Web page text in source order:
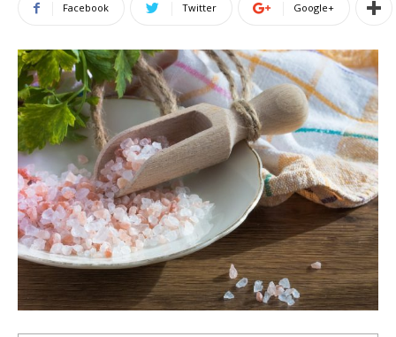
Facebook Twitter Google+